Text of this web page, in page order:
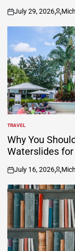
on
July 29, 2026
Posted
by
POSTED
IN
TRAVEL
Why You
Waterslides
on
July 16, 2026
Posted
by